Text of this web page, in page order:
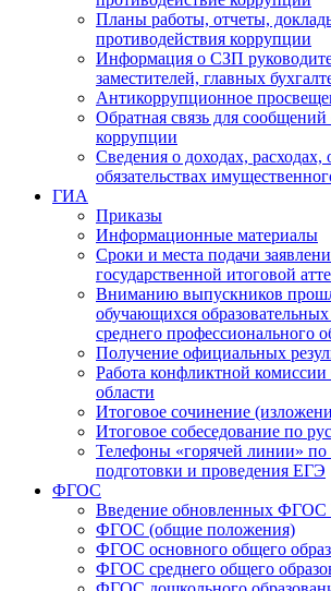
Планы работы, отчеты,
противодействия коррупции
Информация о СЗП
заместителей, главных
Антикоррупционное
Обратная связь для сообщений
коррупции
Сведения о доходах,
обязательствах
ГИА
Приказы
Информационные материалы
Сроки и места подачи
государственной итоговой
Вниманию выпускников
обучающихся
среднего профессионального
Получение официальных
Работа конфликтной комиссии
области
Итоговое сочинение
Итоговое собеседование по
Телефоны «горячей линии» по
подготовки и проведения ЕГЭ
ФГОС
Введение обновленных
ФГОС (общие положения)
ФГОС основного общего
ФГОС среднего общего